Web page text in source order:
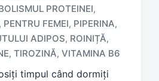
PROTEINEI,
, PENTRU FEMEI, PIPERINA,
ADIPOS, ROINIȚĂ,
, TIROZINĂ, VITAMINA B6
timpul când dormiți